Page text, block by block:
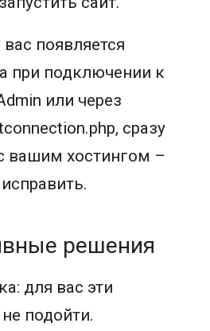
появляется
при подключении к
или через
сразу
вашим хостингом –
решения
для вас эти
подойти.